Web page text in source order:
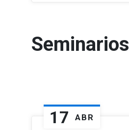
Seminarios
17 ABR